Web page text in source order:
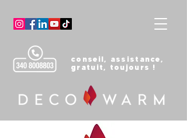
conseil, assistance,
gratuit, toujours !